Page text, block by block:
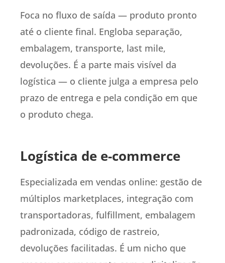
Foca no fluxo de saída — produto pronto
até o cliente final. Engloba separação,
embalagem, transporte, last mile,
devoluções. É a parte mais visível da
logística — o cliente julga a empresa pelo
prazo de entrega e pela condição em que
o produto chega.
Logística de e-commerce
Especializada em vendas online: gestão de
múltiplos marketplaces, integração com
transportadoras, fulfillment, embalagem
padronizada, código de rastreio,
devoluções facilitadas. É um nicho que